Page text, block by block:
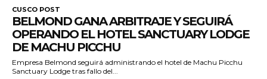
CUSCO POST
BELMOND GANA ARBITRAJE Y SEGUIRÁ
OPERANDO EL HOTEL SANCTUARY LODGE
DE MACHU PICCHU
Empresa Belmond seguirá administrando el hotel de Machu Picchu
Sanctuary Lodge tras fallo del...